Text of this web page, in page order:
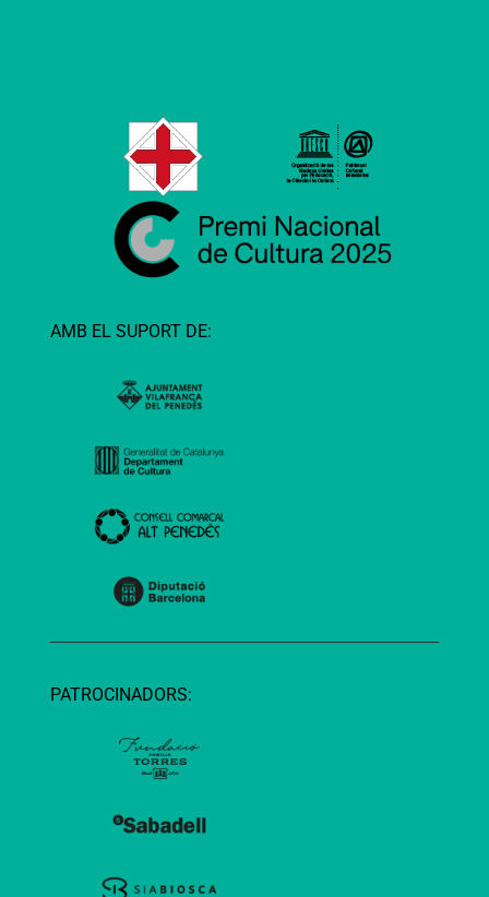
AMB EL SUPORT DE:
PATROCINADORS: